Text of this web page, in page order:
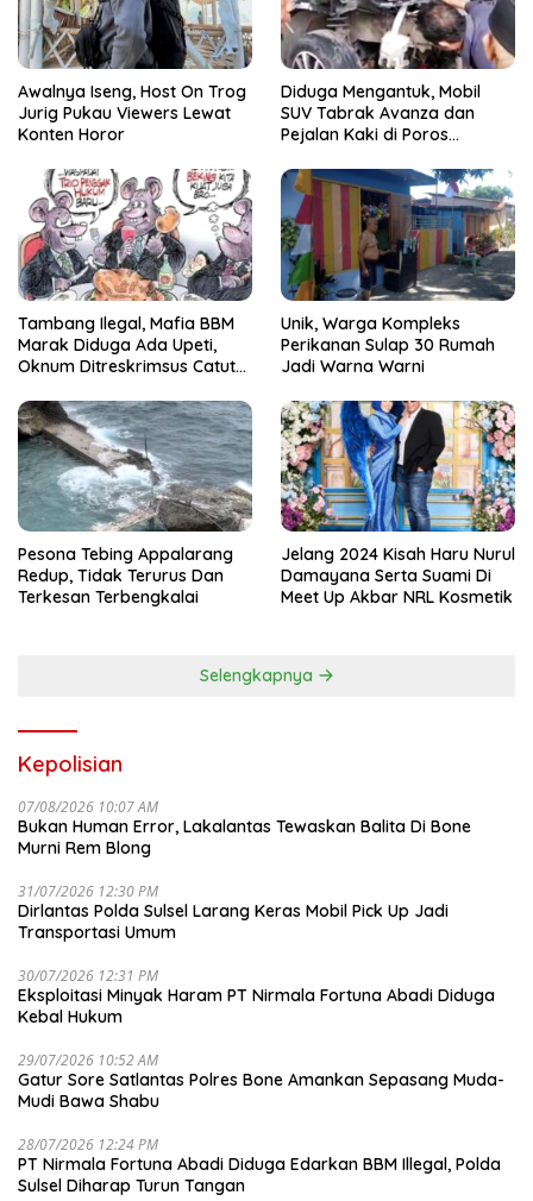
Awalnya Iseng, Host On Trog
Jurig Pukau Viewers Lewat
Konten Horor
Diduga Mengantuk, Mobil
SUV Tabrak Avanza dan
Pejalan Kaki di Poros
Tambang Ilegal, Mafia BBM
Marak Diduga Ada Upeti,
Oknum Ditreskrimsus Catut
Unik, Warga Kompleks
Perikanan Sulap 30 Rumah
Jadi Warna Warni
Pesona Tebing Appalarang
Redup, Tidak Terurus Dan
Terkesan Terbengkalai
Jelang 2024 Kisah Haru Nurul
Damayana Serta Suami Di
Meet Up Akbar NRL Kosmetik
Selengkapnya
Kepolisian
07/08/2026 10:07 AM
Bukan Human Error, Lakalantas Tewaskan Balita Di Bone
Murni Rem Blong
31/07/2026 12:30 PM
Dirlantas Polda Sulsel Larang Keras Mobil Pick Up Jadi
Transportasi Umum
30/07/2026 12:31 PM
Eksploitasi Minyak Haram PT Nirmala Fortuna Abadi Diduga
Kebal Hukum
29/07/2026 10:52 AM
Gatur Sore Satlantas Polres Bone Amankan Sepasang Muda-
Mudi Bawa Shabu
28/07/2026 12:24 PM
PT Nirmala Fortuna Abadi Diduga Edarkan BBM Illegal, Polda
Sulsel Diharap Turun Tangan